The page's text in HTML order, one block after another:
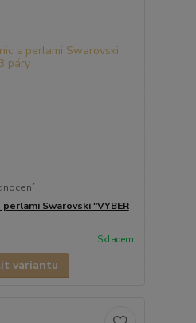
Swarovski "VYBER
Skladem
variantu